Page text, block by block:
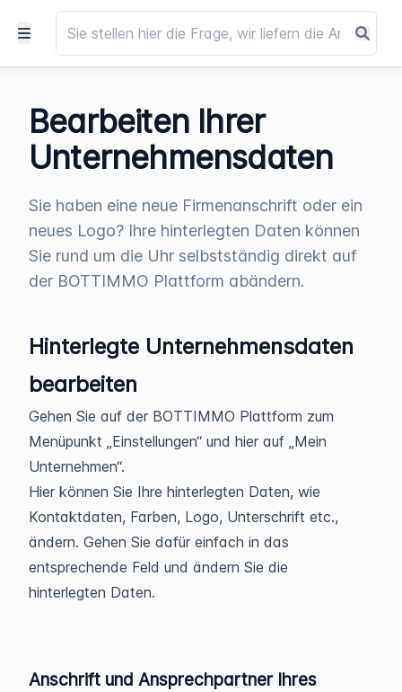
Bearbeiten Ihrer
Unternehmensdaten
Sie haben eine neue Firmenanschrift oder ein
neues Logo? Ihre hinterlegten Daten können
Sie rund um die Uhr selbstständig direkt auf
der BOTTIMMO Plattform abändern.
Hinterlegte Unternehmensdaten
bearbeiten
Gehen Sie auf der BOTTIMMO Plattform zum
Menüpunkt „Einstellungen“ und hier auf „Mein
Unternehmen“.
Hier können Sie Ihre hinterlegten Daten, wie
Kontaktdaten, Farben, Logo, Unterschrift etc.,
ändern. Gehen Sie dafür einfach in das
entsprechende Feld und ändern Sie die
hinterlegten Daten.
Anschrift und Ansprechpartner Ihres